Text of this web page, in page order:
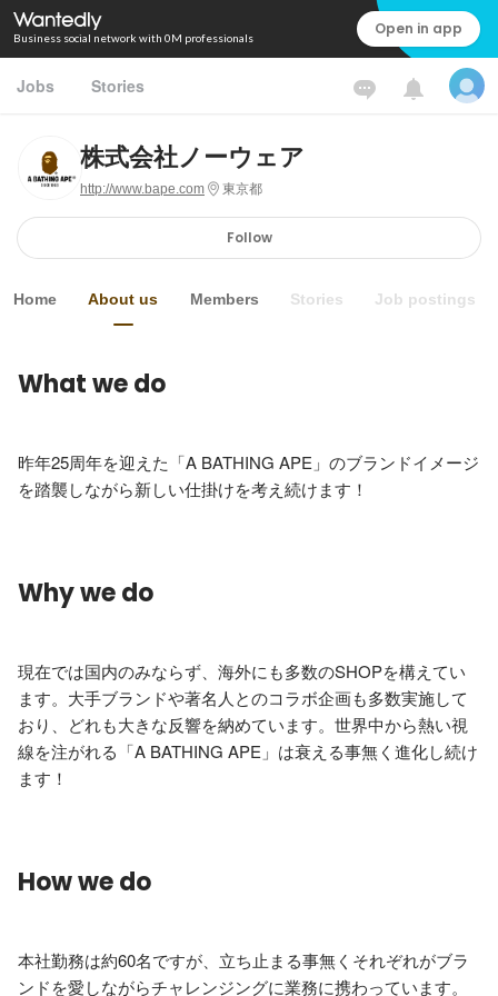
Business social network with 0M professionals Open in app
Jobs Stories
株式会社ノーウェア
http://www.bape.com 東京都
Follow
Home About us Members Stories Job postings
What we do
昨年25周年を迎えた「A BATHING APE」のブランドイメージ
を踏襲しながら新しい仕掛けを考え続けます！
Why we do
現在では国内のみならず、海外にも多数のSHOPを構えてい
ます。大手ブランドや著名人とのコラボ企画も多数実施して
おり、どれも大きな反響を納めています。世界中から熱い視
線を注がれる「A BATHING APE」は衰える事無く進化し続け
ます！
How we do
本社勤務は約60名ですが、立ち止まる事無くそれぞれがブラ
ンドを愛しながらチャレンジングに業務に携わっています。